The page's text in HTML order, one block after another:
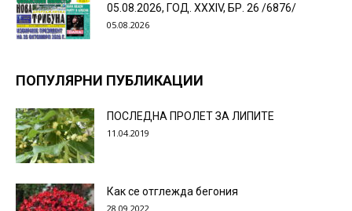
05.08.2026, ГОД. XXХIV, БР. 26 /6876/
05.08.2026
ПОПУЛЯРНИ ПУБЛИКАЦИИ
ПОСЛЕДНА ПРОЛЕТ ЗА ЛИПИТЕ
11.04.2019
Как се отглежда бегония
28.09.2022